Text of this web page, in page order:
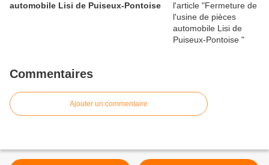
automobile Lisi de Puiseux-Pontoise
Commentaires
Ajouter un commentaire